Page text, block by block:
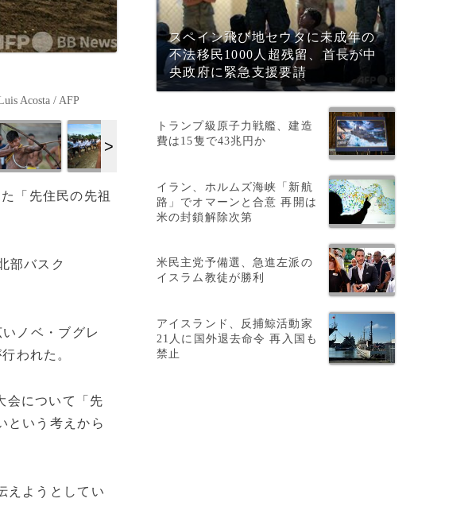
Acosta / AFP
「先住民の先祖
部バスク
ノベ・ブグレ
われた。
会について「先
という考えから
えようとしてい
スペイン飛び地セウタに未成年の
不法移民1000人超残留、首長が中
央政府に緊急支援要請
トランプ級原子力戦艦、建造
費は15隻で43兆円か
イラン、ホルムズ海峡「新航
路」でオマーンと合意 再開は
米の封鎖解除次第
米民主党予備選、急進左派の
イスラム教徒が勝利
アイスランド、反捕鯨活動家
21人に国外退去命令 再入国も
禁止